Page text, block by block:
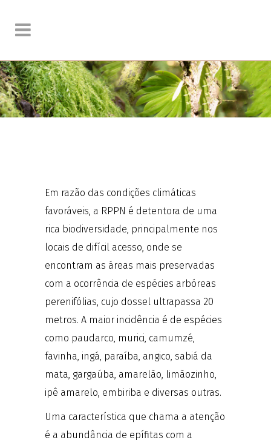
Em razão das condições climáticas
favoráveis, a RPPN é detentora de uma
rica biodiversidade, principalmente nos
locais de difícil acesso, onde se
encontram as áreas mais preservadas
com a ocorrência de espécies arbóreas
perenifólias, cujo dossel ultrapassa 20
metros. A maior incidência é de espécies
como paudarco, murici, camumzé,
favinha, ingá, paraíba, angico, sabiá da
mata, gargaúba, amarelão, limãozinho,
ipê amarelo, embiriba e diversas outras.
Uma característica que chama a atenção
é a abundância de epífitas com a